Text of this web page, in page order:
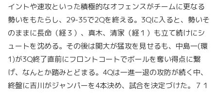
イントや速攻といった積極的なオフェンスがチームに更なる
勢いをもたらし、29-35で2Qを終える。3Qに入ると、勢いそ
のままに長命（経３）、真木、清家（経１）も立て続けにシ
ュートを沈める。その後は関大が猛攻を見せるも、中島一(環
1)が3Q終了直前にフロントコートでボールを奪い得点に繋
げ、なんとか踏みとどまる。4Qは一進一退の攻防が続く中、
終盤に吉川がジャンパーを4本決め、試合を決定づけた。７１